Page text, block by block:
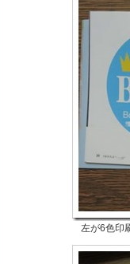
左が6色印